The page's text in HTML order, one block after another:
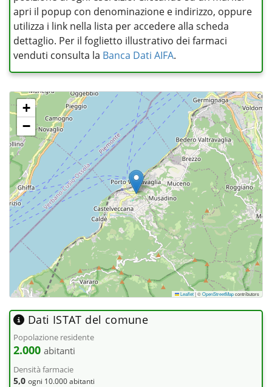
apri il popup con denominazione e indirizzo, oppure
utilizza i link nella lista per accedere alla scheda
dettaglio. Per il foglietto illustrativo dei farmaci
venduti consulta la Banca Dati AIFA.
+
−
Leaflet|©OpenStreetMapcontributors
Dati ISTAT del comune
Popolazione residente
2.000 abitanti
Densità farmacie
5,0 ogni 10.000 abitanti